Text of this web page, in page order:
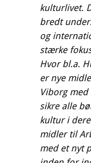
kulturlivet.
bredt
og
stærke
Hvor bl.a.
er nye
Viborg
sikre alle
kultur i
midler til
med et nyt